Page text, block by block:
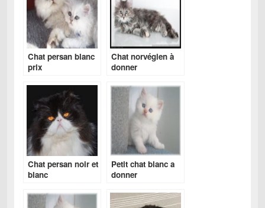
Chat persan blanc
prix
Chat norvégien à
donner
Chat persan noir et
blanc
Petit chat blanc a
donner